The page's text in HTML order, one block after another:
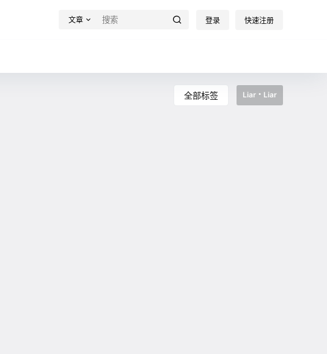
文章 登录 快速注册
全部标签 Liar・Liar